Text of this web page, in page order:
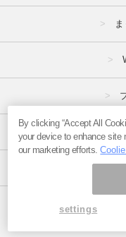
ページ内の商標は全て商標
By clicking “Accept All
your device to enhance site
our marketing efforts.
settings